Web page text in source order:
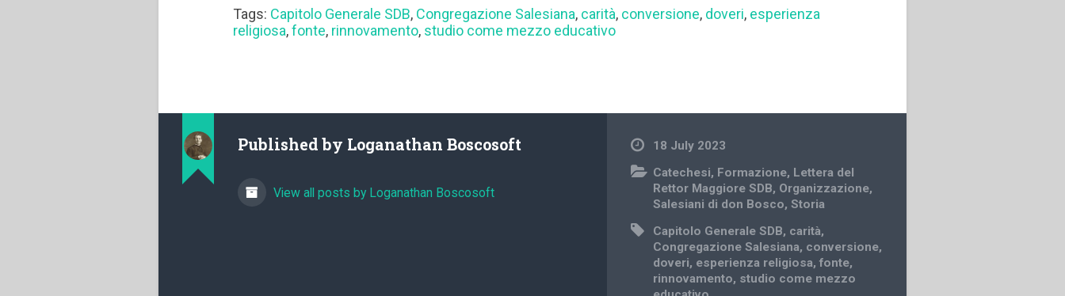
Tags: Capitolo Generale SDB, Congregazione Salesiana, carità, conversione, doveri, esperienza
religiosa,fonte, rinnovamento, studio come mezzo educativo
Published by Loganathan Boscosoft
View all posts by Loganathan Boscosoft
18 July 2023
Catechesi, Formazione, Lettera del
Rettor Maggiore SDB, Organizzazione,
Salesiani di don Bosco,Storia
Capitolo Generale SDB, carità,
Congregazione Salesiana, conversione,
doveri, esperienza religiosa,fonte,
rinnovamento, studio come mezzo